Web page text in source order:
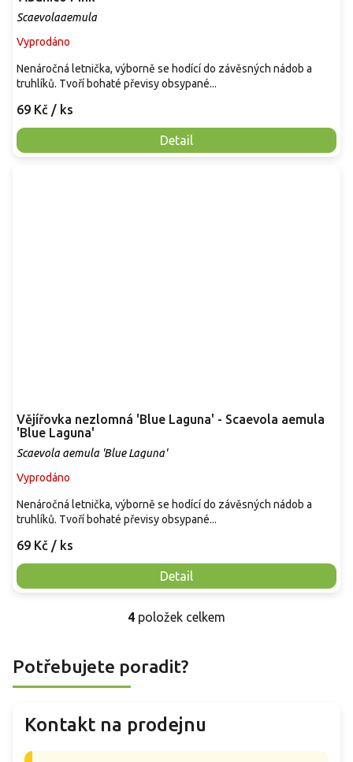
Scaevolaaemula
Vyprodáno
69 Kč / ks
Detail
Nenáročná letnička, výborně se hodící do závěsných nádob a
truhlíků. Tvoří bohaté převisy obsypané...
Vějířovka nezlomná 'Blue Laguna' - Scaevola aemula
'Blue Laguna'
Scaevola aemula 'Blue Laguna'
Vyprodáno
69 Kč / ks
Detail
Nenáročná letnička, výborně se hodící do závěsných nádob a
truhlíků. Tvoří bohaté převisy obsypané...
O
á
c
í
4 položek celkem
Potřebujete poradit?
Kontakt na prodejnu